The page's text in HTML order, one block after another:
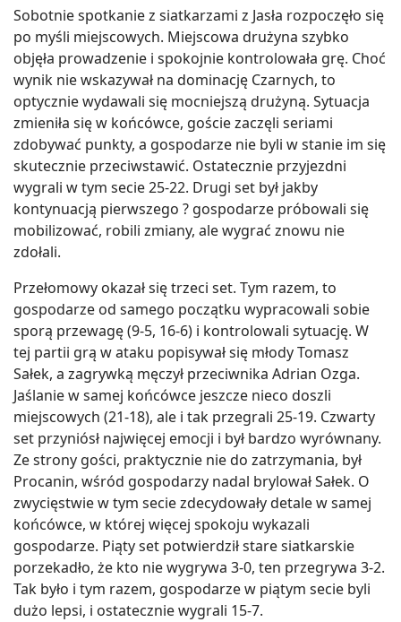
Sobotnie spotkanie z siatkarzami z Jasła rozpoczęło się
po myśli miejscowych. Miejscowa drużyna szybko
objęła prowadzenie i spokojnie kontrolowała grę. Choć
wynik nie wskazywał na dominację Czarnych, to
optycznie wydawali się mocniejszą drużyną. Sytuacja
zmieniła się w końcówce, goście zaczęli seriami
zdobywać punkty, a gospodarze nie byli w stanie im się
skutecznie przeciwstawić. Ostatecznie przyjezdni
wygrali w tym secie 25-22. Drugi set był jakby
kontynuacją pierwszego ? gospodarze próbowali się
mobilizować, robili zmiany, ale wygrać znowu nie
zdołali.
Przełomowy okazał się trzeci set. Tym razem, to
gospodarze od samego początku wypracowali sobie
sporą przewagę (9-5, 16-6) i kontrolowali sytuację. W
tej partii grą w ataku popisywał się młody Tomasz
Sałek, a zagrywką męczył przeciwnika Adrian Ozga.
Jaślanie w samej końcówce jeszcze nieco doszli
miejscowych (21-18), ale i tak przegrali 25-19. Czwarty
set przyniósł najwięcej emocji i był bardzo wyrównany.
Ze strony gości, praktycznie nie do zatrzymania, był
Procanin, wśród gospodarzy nadal brylował Sałek. O
zwycięstwie w tym secie zdecydowały detale w samej
końcówce, w której więcej spokoju wykazali
gospodarze. Piąty set potwierdził stare siatkarskie
porzekadło, że kto nie wygrywa 3-0, ten przegrywa 3-2.
Tak było i tym razem, gospodarze w piątym secie byli
dużo lepsi, i ostatecznie wygrali 15-7.